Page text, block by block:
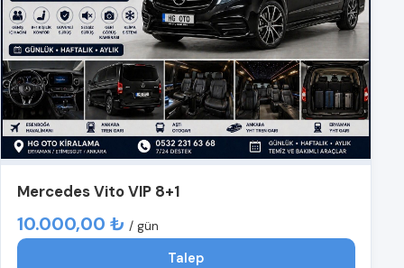
Mercedes Vito VIP 8+1
10.000,00 ₺ / gün
Talep